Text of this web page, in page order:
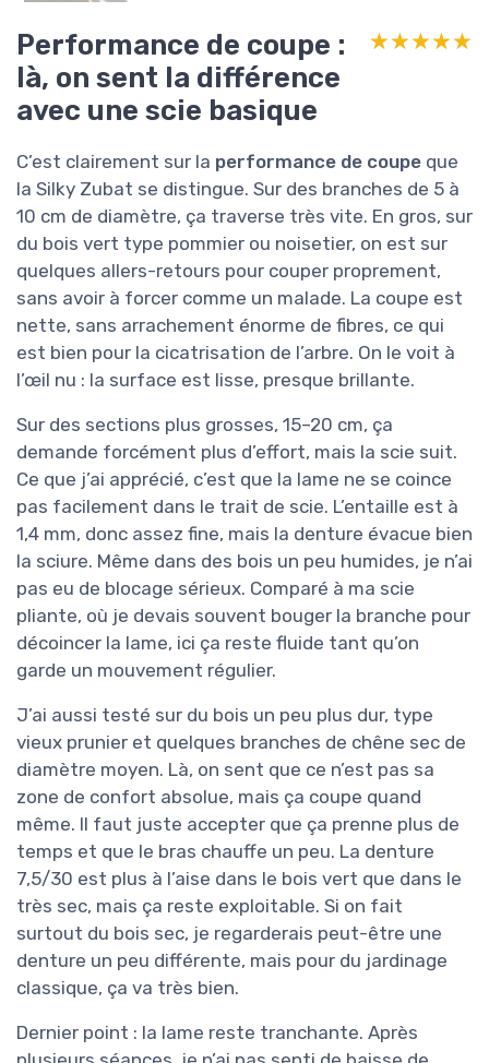
Performance de coupe :
là, on sent la différence
avec une scie basique
★★★★★
★★★★★
C’est clairement sur la performance de coupe que
la Silky Zubat se distingue. Sur des branches de 5 à
10 cm de diamètre, ça traverse très vite. En gros, sur
du bois vert type pommier ou noisetier, on est sur
quelques allers-retours pour couper proprement,
sans avoir à forcer comme un malade. La coupe est
nette, sans arrachement énorme de fibres, ce qui
est bien pour la cicatrisation de l’arbre. On le voit à
l’œil nu : la surface est lisse, presque brillante.
Sur des sections plus grosses, 15–20 cm, ça
demande forcément plus d’effort, mais la scie suit.
Ce que j’ai apprécié, c’est que la lame ne se coince
pas facilement dans le trait de scie. L’entaille est à
1,4 mm, donc assez fine, mais la denture évacue bien
la sciure. Même dans des bois un peu humides, je n’ai
pas eu de blocage sérieux. Comparé à ma scie
pliante, où je devais souvent bouger la branche pour
décoincer la lame, ici ça reste fluide tant qu’on
garde un mouvement régulier.
J’ai aussi testé sur du bois un peu plus dur, type
vieux prunier et quelques branches de chêne sec de
diamètre moyen. Là, on sent que ce n’est pas sa
zone de confort absolue, mais ça coupe quand
même. Il faut juste accepter que ça prenne plus de
temps et que le bras chauffe un peu. La denture
7,5/30 est plus à l’aise dans le bois vert que dans le
très sec, mais ça reste exploitable. Si on fait
surtout du bois sec, je regarderais peut-être une
denture un peu différente, mais pour du jardinage
classique, ça va très bien.
Dernier point : la lame reste tranchante. Après